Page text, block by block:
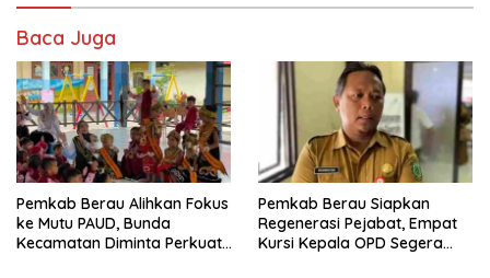
Baca Juga
Pemkab Berau Alihkan Fokus
ke Mutu PAUD, Bunda
Kecamatan Diminta Perkuat
Pemkab Berau Siapkan
Regenerasi Pejabat, Empat
Kursi Kepala OPD Segera